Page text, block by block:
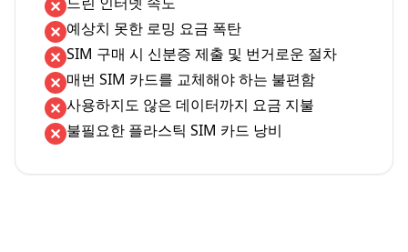
예상치 못한 로밍 요금 폭탄
SIM 구매 시 신분증 제출 및 번거로운 절차
매번 SIM 카드를 교체해야 하는 불편함
사용하지도 않은 데이터까지 요금 지불
불필요한 플라스틱 SIM 카드 낭비